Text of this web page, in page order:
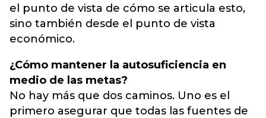
el punto de vista de cómo se articula esto,
sino también desde el punto de vista
económico.
¿Cómo mantener la autosuficiencia en
medio de las metas?
No hay más que dos caminos. Uno es el
primero asegurar que todas las fuentes de